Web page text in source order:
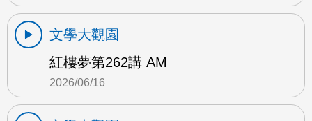
文學大觀園
紅樓夢第262講 AM
2026/06/16